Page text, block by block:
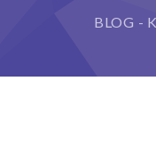
BLOG -